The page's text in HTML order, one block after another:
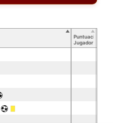
Puntuación
Jugador